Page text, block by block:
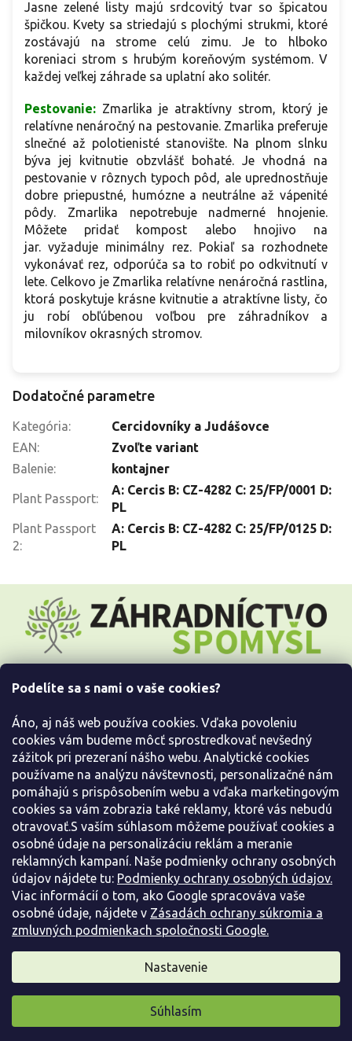
Podelíte sa s nami o vaše cookies?
Áno, aj náš web používa cookies. Vďaka povoleniu
cookies vám budeme môcť sprostredkovať nevšedný
zážitok pri prezeraní nášho webu. Analytické cookies
používame na analýzu návštevnosti, personalizačné nám
pomáhajú s prispôsobením webu a vďaka marketingovým
cookies sa vám zobrazia také reklamy, ktoré vás nebudú
otravovať.S vaším súhlasom môžeme používať cookies a
osobné údaje na personalizáciu reklám a meranie
reklamných kampaní. Naše podmienky ochrany osobných
údajov nájdete tu: Podmienky ochrany osobných údajov.
Viac informácií o tom, ako Google spracováva vaše
osobné údaje, nájdete v Zásadách ochrany súkromia a
zmluvných podmienkach spoločnosti Google.
Nastavenie
Súhlasím
Jasne zelené listy majú srdcovitý tvar so špicatou
špičkou. Kvety sa striedajú s plochými strukmi, ktoré
zostávajú na strome celú zimu. Je to hlboko
koreniaci strom s hrubým koreňovým systémom. V
každej veľkej záhrade sa uplatní ako solitér.
Pestovanie: Zmarlika je atraktívny strom, ktorý je
relatívne nenáročný na pestovanie. Zmarlika preferuje
slnečné až polotienisté stanovište. Na plnom slnku
býva jej kvitnutie obzvlášť bohaté. Je vhodná na
pestovanie v rôznych typoch pôd, ale uprednostňuje
dobre priepustné, humózne a neutrálne až vápenité
pôdy. Zmarlika nepotrebuje nadmerné hnojenie.
Môžete pridať kompost alebo hnojivo na
jar. vyžaduje minimálny rez. Pokiaľ sa rozhodnete
vykonávať rez, odporúča sa to robiť po odkvitnutí v
lete. Celkovo je Zmarlika relatívne nenáročná rastlina,
ktorá poskytuje krásne kvitnutie a atraktívne listy, čo
ju robí obľúbenou voľbou pre záhradníkov a
milovníkov okrasných stromov.
Dodatočné parametre
Kategória:
Cercidovníky a Judášovce
EAN:
Zvoľte variant
Balenie: kontajner
Plant Passport:
A: Cercis B: CZ-4282 C: 25/FP/0001 D:
PL
Plant Passport
2:
A: Cercis B: CZ-4282 C: 25/FP/0125 D:
PL
t
Informácie pre Vás
Kontaktujte nás
Záhradníctvo Spomyšl
Pripravili sme pre vás darček